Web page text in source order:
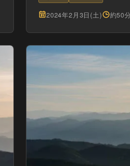
2024年2月3日(土) 約50